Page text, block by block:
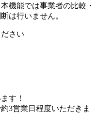
機能では事業者の比較・
は行いません。
さい
す！
3営業日程度いただきま